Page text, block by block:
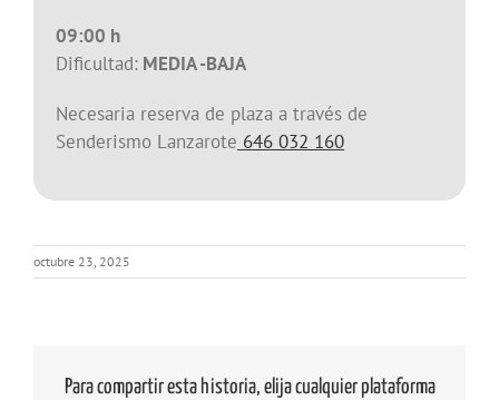
09:00 h
Dificultad: MEDIA -BAJA
Necesaria reserva de plaza a través de
Senderismo Lanzarote 646 032 160
octubre 23, 2025
Para compartir esta historia, elija cualquier plataforma